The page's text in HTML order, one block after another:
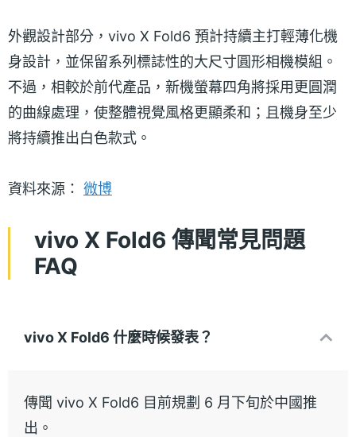
外觀設計部分，vivo X Fold6 預計持續主打輕薄化機
身設計，並保留系列標誌性的大尺寸圓形相機模組。
不過，相較於前代產品，新機螢幕四角將採用更圓潤
的曲線處理，使整體視覺風格更顯柔和；且機身至少
將持續推出白色款式。
資料來源： 微博
vivo X Fold6 傳聞常見問題
FAQ
vivo X Fold6 什麼時候發表？
傳聞 vivo X Fold6 目前規劃 6 月下旬於中國推
出。